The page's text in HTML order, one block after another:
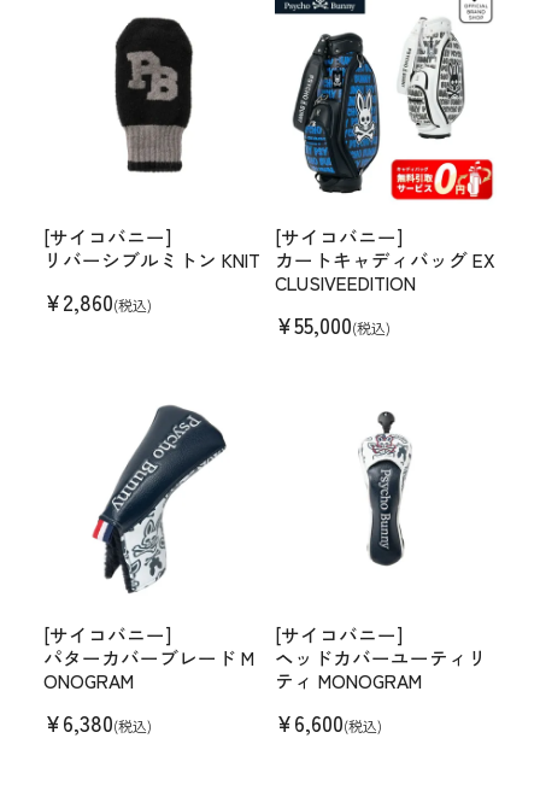
[サイコバニー]
リバーシブルミトン KNIT
¥2,860(税込)
[サイコバニー]
カートキャディバッグ EX
CLUSIVEEDITION
¥55,000(税込)
[サイコバニー]
パターカバーブレード M
ONOGRAM
¥6,380(税込)
[サイコバニー]
ヘッドカバーユーティリ
ティ MONOGRAM
¥6,600(税込)